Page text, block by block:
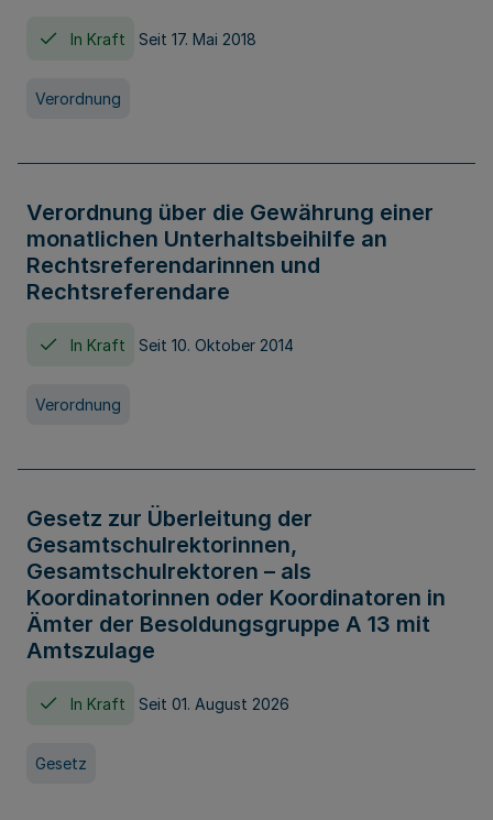
In Kraft Seit 17. Mai 2018
Verordnung
Verordnung über die Gewährung einer
monatlichen Unterhaltsbeihilfe an
Rechtsreferendarinnen und
Rechtsreferendare
In Kraft Seit 10. Oktober 2014
Verordnung
Gesetz zur Überleitung der
Gesamtschulrektorinnen,
Gesamtschulrektoren – als
Koordinatorinnen oder Koordinatoren in
Ämter der Besoldungsgruppe A 13 mit
Amtszulage
In Kraft Seit 01. August 2026
Gesetz